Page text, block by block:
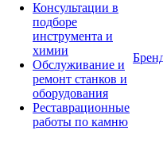
Консультации в
подборе
инструмента и
химии
Обслуживание и
ремонт станков и
оборудования
Реставрационные
работы по камню